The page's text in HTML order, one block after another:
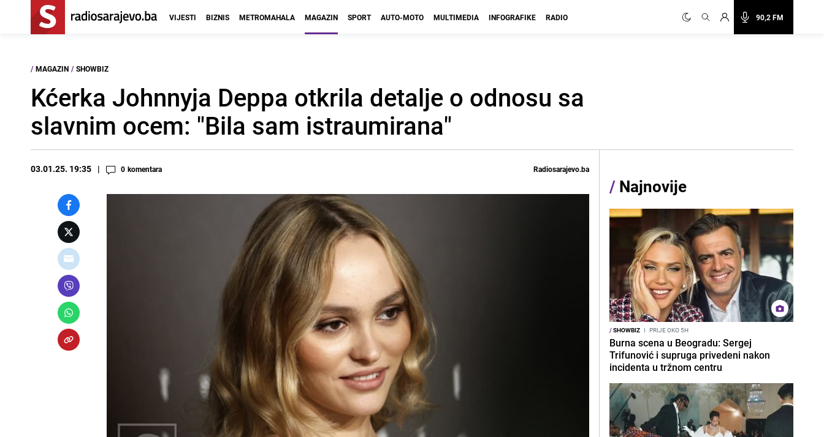
90,2 FM
VIJESTI BIZNIS METROMAHALA MAGAZIN SPORT AUTO-MOTO MULTIMEDIA INFOGRAFIKE RADIO
/ MAGAZIN / SHOWBIZ
Kćerka Johnnyja Deppa otkrila detalje o odnosu sa
slavnim ocem: "Bila sam istraumirana"
03.01.25. 19:35 0 komentara Radiosarajevo.ba
/ Najnovije
/SHOWBIZ I PRIJE OKO 5H
Burna scena u Beogradu: Sergej
Trifunović i supruga privedeni nakon
incidenta u tržnom centru